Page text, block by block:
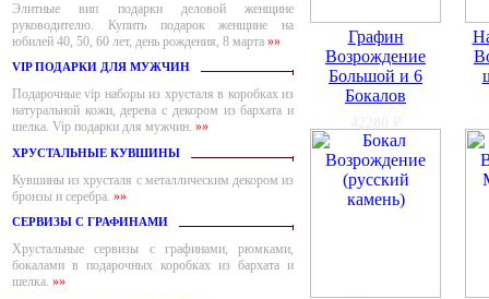
Элитные вип подарки деловой женщине
руководителю. Купить подарок женщине на
юбилей 40, 50, 60 лет, день рождения, 8 марта »»
VIP ПОДАРКИ ДЛЯ МУЖЧИН
Подарочные vip наборы из хрусталя в коробках из
натуральной кожи, дерева с декором из бархата и
шелка. Vip подарки для мужчин. »»
ХРУСТАЛЬНЫЕ КУВШИНЫ
Кувшины из хрусталя с металлическим декором из
бронзы и серебра. »»
СЕРВИЗЫ С ГРАФИНАМИ
Хрустальные сервизы с графинами, рюмками,
бокалами в подарочных коробках из бархата и
шелка. »»
Графин
Возрождение
Большой и 6
Бокалов